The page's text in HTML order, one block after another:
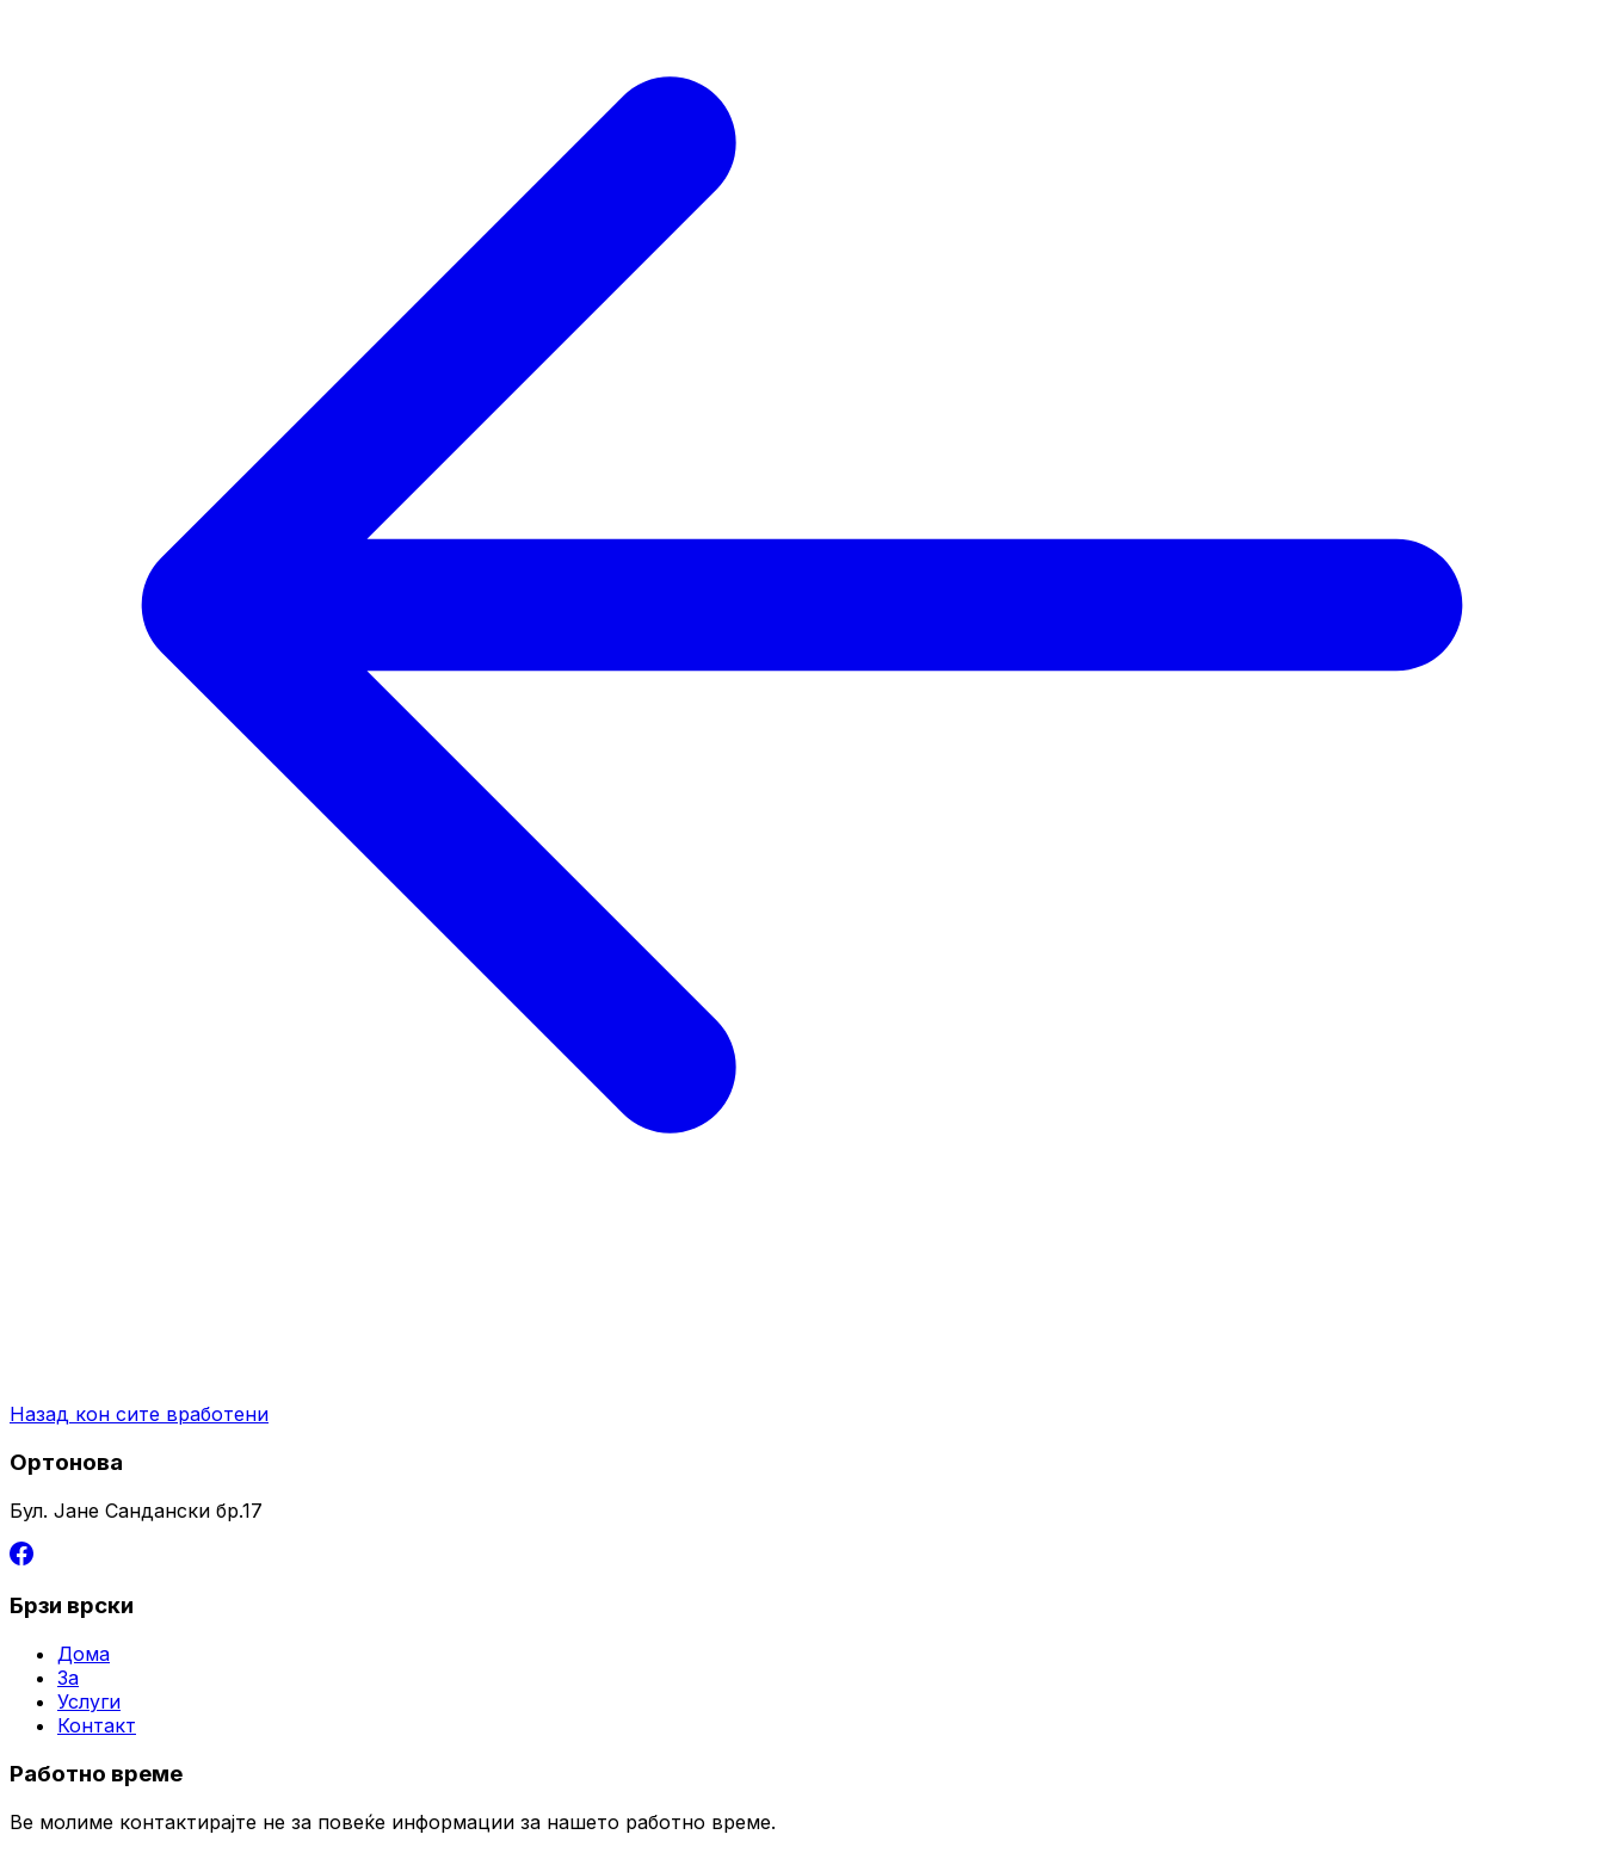
Назад кон сите вработени
Ортонова
Бул. Јане Сандански бр.17
Брзи врски
Дома
За
Услуги
Контакт
Работно време
Ве молиме контактирајте не за повеќе информации за нашето работно време.